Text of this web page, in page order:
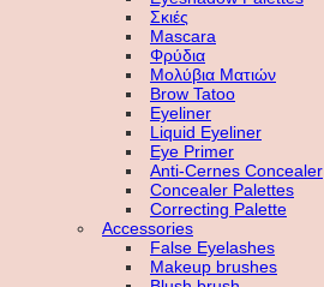
Σκιές
Mascara
Φρύδια
Μολύβια Ματιών
Brow Tatoo
Eyeliner
Liquid Eyeliner
Eye Primer
Anti-Cernes Concealer
Concealer Palettes
Correcting Palette
Accessories
False Eyelashes
Makeup brushes